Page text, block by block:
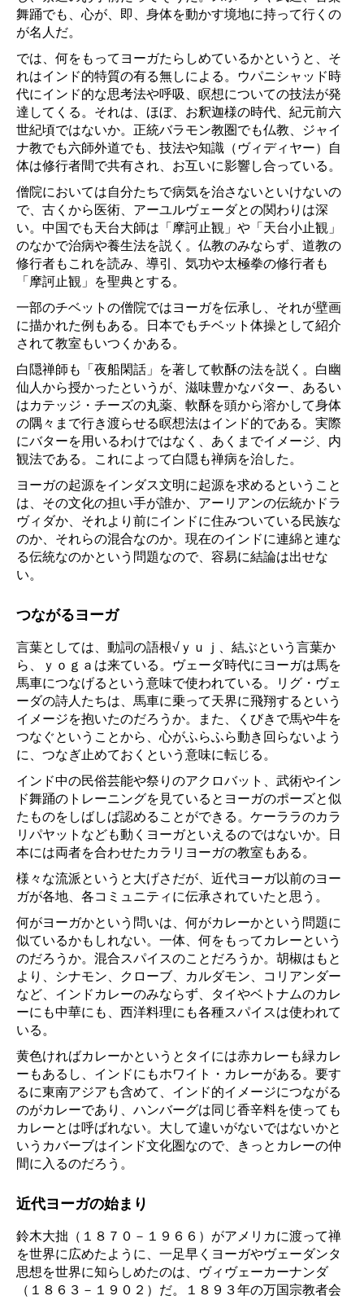
舞踊でも、心が、即、身体を動かす境地に持って行くの
が名人だ。
では、何をもってヨーガたらしめているかというと、そ
れはインド的特質の有る無しによる。ウパニシャッド時
代にインド的な思考法や呼吸、瞑想についての技法が発
達してくる。それは、ほぼ、お釈迦様の時代、紀元前六
世紀頃ではないか。正統バラモン教圏でも仏教、ジャイ
ナ教でも六師外道でも、技法や知識（ヴィディヤー）自
体は修行者間で共有され、お互いに影響し合っている。
僧院においては自分たちで病気を治さないといけないの
で、古くから医術、アーユルヴェーダとの関わりは深
い。中国でも天台大師は「摩訶止観」や「天台小止観」
のなかで治病や養生法を説く。仏教のみならず、道教の
修行者もこれを読み、導引、気功や太極拳の修行者も
「摩訶止観」を聖典とする。
一部のチベットの僧院ではヨーガを伝承し、それが壁画
に描かれた例もある。日本でもチベット体操として紹介
されて教室もいつくかある。
白隠禅師も「夜船閑話」を著して軟酥の法を説く。白幽
仙人から授かったというが、滋味豊かなバター、あるい
はカテッジ・チーズの丸薬、軟酥を頭から溶かして身体
の隅々まで行き渡らせる瞑想法はインド的である。実際
にバターを用いるわけではなく、あくまでイメージ、内
観法である。これによって白隠も禅病を治した。
ヨーガの起源をインダス文明に起源を求めるということ
は、その文化の担い手が誰か、アーリアンの伝統かドラ
ヴィダか、それより前にインドに住みついている民族な
のか、それらの混合なのか。現在のインドに連綿と連な
る伝統なのかという問題なので、容易に結論は出せな
い。
つながるヨーガ
言葉としては、動詞の語根√ｙｕｊ、結ぶという言葉か
ら、ｙｏｇａは来ている。ヴェーダ時代にヨーガは馬を
馬車につなげるという意味で使われている。リグ・ヴェ
ーダの詩人たちは、馬車に乗って天界に飛翔するという
イメージを抱いたのだろうか。また、くびきで馬や牛を
つなぐということから、心がふらふら動き回らないよう
に、つなぎ止めておくという意味に転じる。
インド中の民俗芸能や祭りのアクロバット、武術やイン
ド舞踊のトレーニングを見ているとヨーガのポーズと似
たものをしばしば認めることができる。ケーララのカラ
リパヤットなども動くヨーガといえるのではないか。日
本には両者を合わせたカラリヨーガの教室もある。
様々な流派というと大げさだが、近代ヨーガ以前のヨー
ガが各地、各コミュニティに伝承されていたと思う。
何がヨーガかという問いは、何がカレーかという問題に
似ているかもしれない。一体、何をもってカレーという
のだろうか。混合スパイスのことだろうか。胡椒はもと
より、シナモン、クローブ、カルダモン、コリアンダー
など、インドカレーのみならず、タイやベトナムのカレ
ーにも中華にも、西洋料理にも各種スパイスは使われて
いる。
黄色ければカレーかというとタイには赤カレーも緑カレ
ーもあるし、インドにもホワイト・カレーがある。要す
るに東南アジアも含めて、インド的イメージにつながる
のがカレーであり、ハンバーグは同じ香辛料を使っても
カレーとは呼ばれない。大して違いがないではないかと
いうカバーブはインド文化圏なので、きっとカレーの仲
間に入るのだろう。
近代ヨーガの始まり
鈴木大拙（１８７０－１９６６）がアメリカに渡って禅
を世界に広めたように、一足早くヨーガやヴェーダンタ
思想を世界に知らしめたのは、ヴィヴェーカーナンダ
（１８６３－１９０２）だ。１８９３年の万国宗教者会